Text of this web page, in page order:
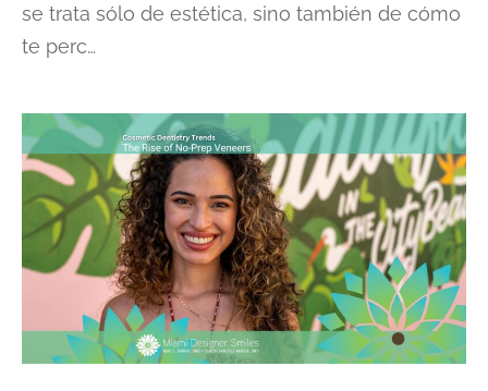
se trata sólo de estética, sino también de cómo
te perc…